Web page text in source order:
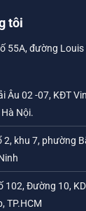
tôi
55A, đường
Âu 02 -07, KĐT
Nội.
2, khu 7, phường
102, Đường 10,
TP.HCM